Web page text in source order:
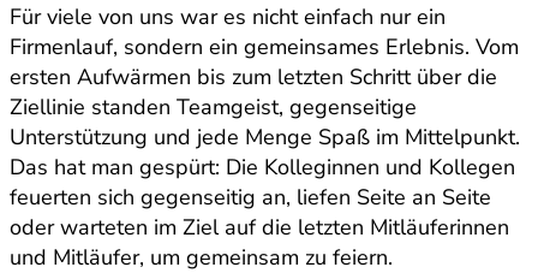
Für viele von uns war es nicht einfach nur ein
Firmenlauf, sondern ein gemeinsames Erlebnis. Vom
ersten Aufwärmen bis zum letzten Schritt über die
Ziellinie standen Teamgeist, gegenseitige
Unterstützung und jede Menge Spaß im Mittelpunkt.
Das hat man gespürt: Die Kolleginnen und Kollegen
feuerten sich gegenseitig an, liefen Seite an Seite
oder warteten im Ziel auf die letzten Mitläuferinnen
und Mitläufer, um gemeinsam zu feiern.